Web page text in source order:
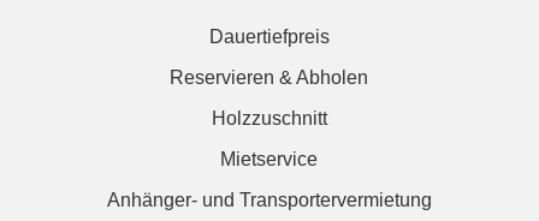
Dauertiefpreis
Reservieren & Abholen
Holzzuschnitt
Mietservice
Anhänger- und Transportervermietung